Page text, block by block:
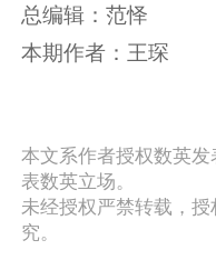
总编辑：范怿
本期作者：王琛
本文系作者授权数英
表数英立场。
未经授权严禁转载，
究。